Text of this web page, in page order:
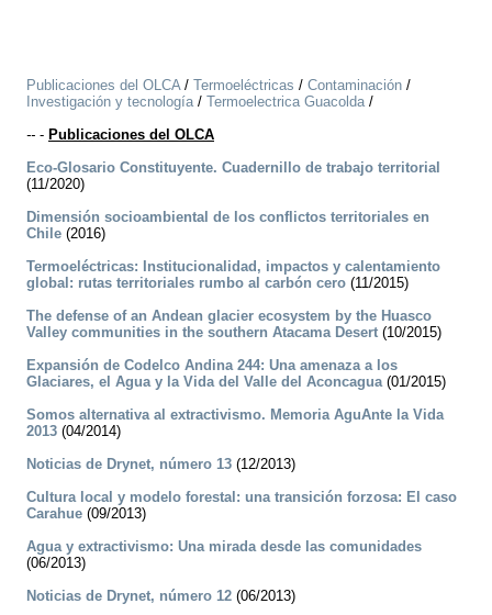
Publicaciones del OLCA/ Termoeléctricas / Contaminación /
Investigación y tecnología/ Termoelectrica Guacolda/
-- - Publicaciones del OLCA
Eco-Glosario Constituyente. Cuadernillo de trabajo territorial
(11/2020)
Dimensión socioambiental de los conflictos territoriales en
Chile (2016)
Termoeléctricas: Institucionalidad, impactos y calentamiento
global: rutas territoriales rumbo al carbón cero (11/2015)
The defense of an Andean glacier ecosystem by the Huasco
Valley communities in the southern Atacama Desert (10/2015)
Expansión de Codelco Andina 244: Una amenaza a los
Glaciares, el Agua y la Vida del Valle del Aconcagua(01/2015)
Somos alternativa al extractivismo. Memoria AguAnte la Vida
2013 (04/2014)
Noticias de Drynet, número 13 (12/2013)
Cultura local y modelo forestal: una transición forzosa: El caso
Carahue (09/2013)
Agua y extractivismo: Una mirada desde las comunidades
(06/2013)
Noticias de Drynet, número 12 (06/2013)